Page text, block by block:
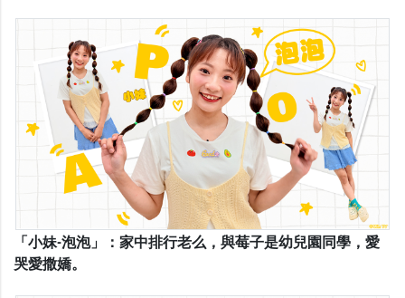
「小妹-泡泡」：家中排行老么，與莓子是幼兒園同學，愛
哭愛撒嬌。